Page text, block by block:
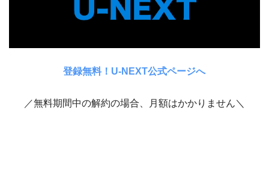
登録無料！U-NEXT公式ページへ
／無料期間中の解約の場合、月額はかかりません＼